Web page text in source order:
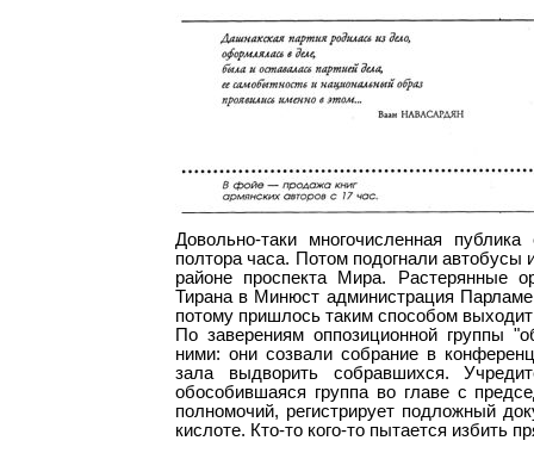
Довольно-таки многочисленная
полтора часа. Потом подогнали автобусы
районе проспекта Мира. Растерянные
Тирана в Минюст администрация
потому пришлось таким способом
По заверениям оппозиционной группы
ними: они созвали собрание в
зала выдворить собравшихся.
обособившаяся группа во главе с
полномочий, регистрирует подложный
кислоте. Кто-то кого-то пытается избить